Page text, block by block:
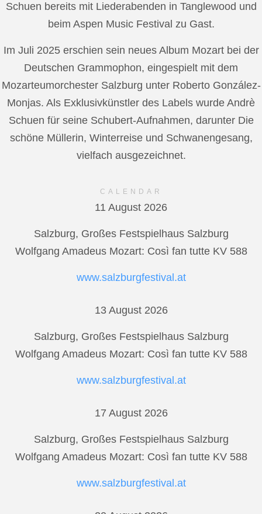
Schuen bereits mit Liederabenden in Tanglewood und
beim Aspen Music Festival zu Gast.
Im Juli 2025 erschien sein neues Album Mozart bei der
Deutschen Grammophon, eingespielt mit dem
Mozarteumorchester Salzburg unter Roberto González-
Monjas. Als Exklusivkünstler des Labels wurde Andrè
Schuen für seine Schubert-Aufnahmen, darunter Die
schöne Müllerin, Winterreise und Schwanengesang,
vielfach ausgezeichnet.
CALENDAR
11 August 2026
Salzburg, Großes Festspielhaus Salzburg
Wolfgang Amadeus Mozart: Così fan tutte KV 588
www.salzburgfestival.at
13 August 2026
Salzburg, Großes Festspielhaus Salzburg
Wolfgang Amadeus Mozart: Così fan tutte KV 588
www.salzburgfestival.at
17 August 2026
Salzburg, Großes Festspielhaus Salzburg
Wolfgang Amadeus Mozart: Così fan tutte KV 588
www.salzburgfestival.at